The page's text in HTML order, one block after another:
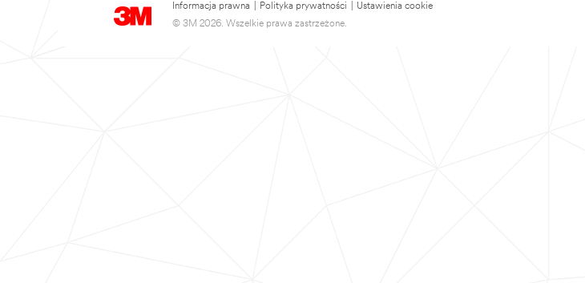
Informacja prawna Polityka prywatności
Ustawienia cookie
© 3M 2026. Wszelkie prawa zastrzeżone.